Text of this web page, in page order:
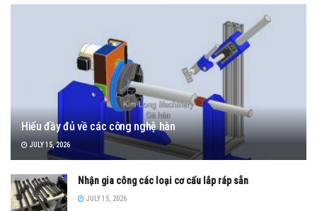
Hiểu đầy đủ về các công nghệ hàn
JULY 15, 2026
Nhận gia công các loại cơ cấu lắp ráp sẵn
JULY 15, 2026